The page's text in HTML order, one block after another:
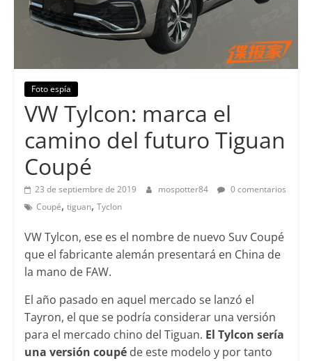
Foto espía
VW Tylcon: marca el
camino del futuro Tiguan
Coupé
23 de septiembre de 2019 mospotter84
0 comentarios
Coupé, tiguan, Tyclon
VW Tylcon, ese es el nombre de nuevo Suv Coupé
que el fabricante alemán presentará en China de
la mano de FAW.
El año pasado en aquel mercado se lanzó el
Tayron, el que se podría considerar una versión
para el mercado chino del Tiguan. El Tylcon sería
una versión coupéde este modelo y por tanto